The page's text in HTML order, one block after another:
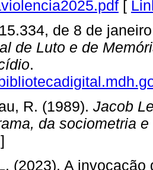
[
de 8 de
de Luto e de
.
R. (1989). Jacob
da sociometria
]
(2023). A